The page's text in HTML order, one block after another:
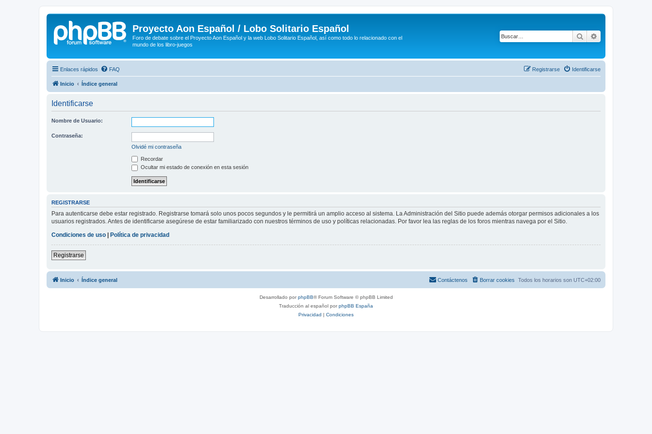
Proyecto Aon Español / Lobo Solitario Español
Foro de debate sobre el Proyecto Aon Español y la web Lobo Solitario Español, así como todo lo relacionado con el
mundo de los libro-juegos
Buscar
Enlaces rápidos FAQ Identificarse
Registrarse
Inicio Índice general
Identificarse
Nombre de Usuario:
Contraseña:
Olvidé mi contraseña
Recordar
Ocultar mi estado de conexión en esta sesión
REGISTRARSE
Para autenticarse debe estar registrado. Registrarse tomará solo unos pocos segundos y le permitirá un amplio acceso al sistema. La Administración del Sitio puede además otorgar permisos adicionales a los
usuarios registrados. Antes de identificarse asegúrese de estar familiarizado con nuestros términos de uso y políticas relacionadas. Por favor lea las reglas de los foros mientras navega por el Sitio.
Condiciones de uso
Política de privacidad
Registrarse
Inicio Índice general Todos los horarios son UTC+02:00
Borrar cookies
Contáctenos
Desarrollado porphpBB® Forum Software © phpBB Limited
Traducción al español porphpBB España
Privacidad | Condiciones